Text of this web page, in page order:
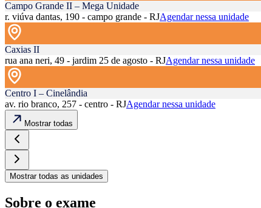
Campo Grande II – Mega Unidade
r. viúva dantas, 190 - campo grande - RJAgendar nessa unidade
Caxias II
rua ana neri, 49 - jardim 25 de agosto - RJAgendar nessa unidade
Centro I – Cinelândia
av. rio branco, 257 - centro - RJAgendar nessa unidade
Mostrar todas
Mostrar todas as unidades
Sobre o exame